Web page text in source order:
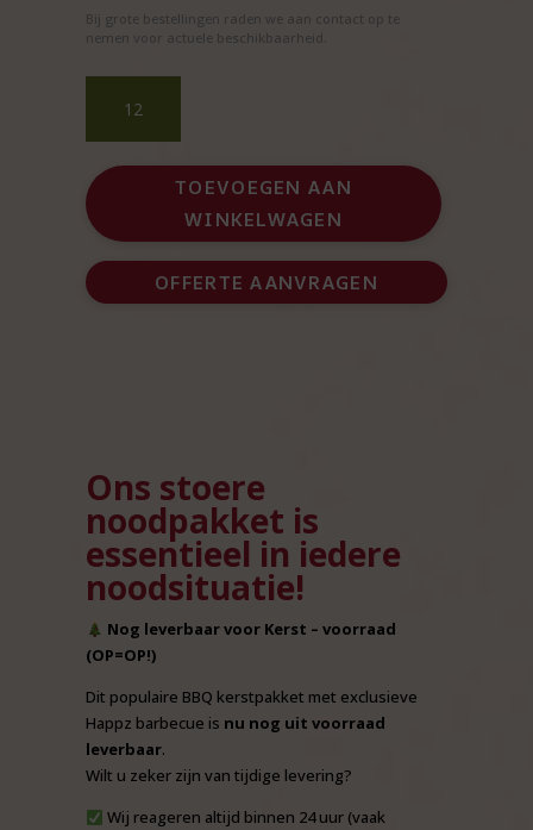
Bij grote bestellingen raden we aan contact op te
nemen voor actuele beschikbaarheid.
Noodpakket
–
Survival
Essentials
aantal
TOEVOEGEN AAN
WINKELWAGEN
OFFERTE AANVRAGEN
Ons stoere
noodpakket is
essentieel in iedere
noodsituatie!
Nog leverbaar voor Kerst – voorraad
(OP=OP!)
Dit populaire BBQ kerstpakket met exclusieve
Happz barbecue is nu nog uit voorraad
leverbaar.
Wilt u zeker zijn van tijdige levering?
Wij reageren altijd binnen 24 uur (vaak